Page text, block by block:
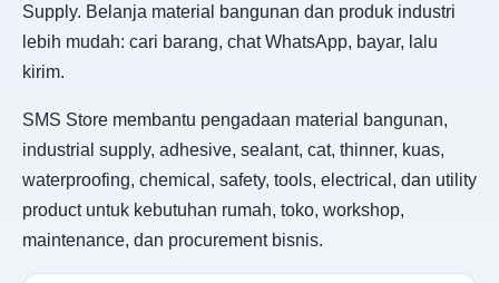
Supply. Belanja material bangunan dan produk industri
lebih mudah: cari barang, chat WhatsApp, bayar, lalu
kirim.
SMS Store membantu pengadaan material bangunan,
industrial supply, adhesive, sealant, cat, thinner, kuas,
waterproofing, chemical, safety, tools, electrical, dan utility
product untuk kebutuhan rumah, toko, workshop,
maintenance, dan procurement bisnis.